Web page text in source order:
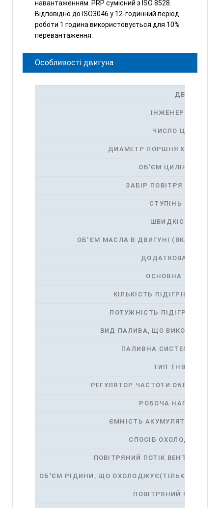
навантаженням. PRP сумісний з ISO 8528.
Відповідно до ISO3046 у 12-годинний період
роботи 1 година використовується для 10%
перевантаження.
Особливості двигуна
ДВИГУН
ІНЖЕНЕРНА
ЧИСЛО
ДИАМЕТР ПОРШНЯ X ХОД
ОБ'ЄМ ЦИЛІНДРІВ
ЗАБІР ПОВІТРЯ ТА
СТУПІНЬ
ШВИДКІСТЬ
ОБ'ЄМ МАСЛА В ДВИГУНІ
ДОДАТКОВА
ОСНОВНА
КІЛЬКІСТЬ ПІДІГРІВАЧІВ
ПОТУЖНІСТЬ ПІДІГРІВАЧА
ВИД ПАЛИВА, ЩО
ПАЛИВНА СИСТЕМА ТА
ТИП ТНВД
РЕГУЛЯТОР ЧАСТОТИ ОБЕРТАННЯ
РОБОЧА НАПРУГА
ЄМНІСТЬ АКУМУЛЯТОРА
СПОСІБ ОХОЛОДЖЕННЯ
ПОВІТРЯНИЙ ПОТІК
ОБ'ЄМ РІДИНИ, ЩО ОХОЛОДЖУЄ(ТІЛЬКИ З
ПОВІТРЯНИЙ ФІЛЬТР